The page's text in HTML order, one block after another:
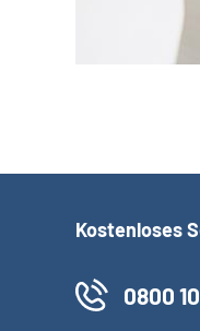
Kostenloses
0800